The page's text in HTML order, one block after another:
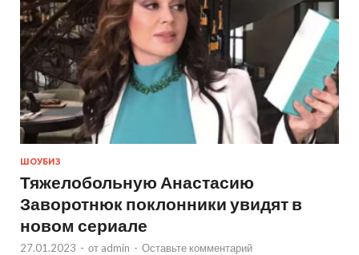
ШОУБИЗ
Тяжелобольную Анастасию
Заворотнюк поклонники увидят в
новом сериале
27.01.2023 - от admin - Оставьте комментарий